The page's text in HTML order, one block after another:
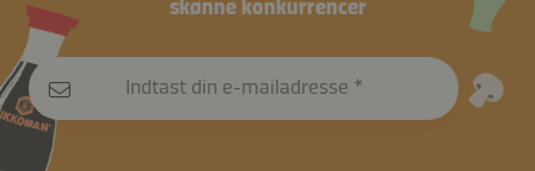
skønne konkurrencer
Indtast din e-mailadresse